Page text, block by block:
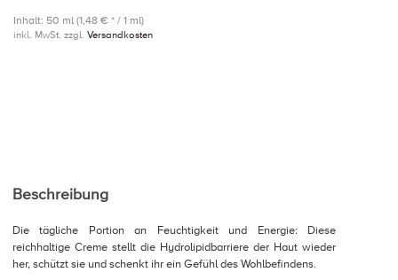
Inhalt: 50 ml (1,48 € * / 1 ml)
inkl. MwSt. zzgl. Versandkosten
Beschreibung
Die tägliche Portion an Feuchtigkeit und Energie: Diese
reichhaltige Creme stellt die Hydrolipidbarriere der Haut wieder
her, schützt sie und schenkt ihr ein Gefühl des Wohlbefindens.